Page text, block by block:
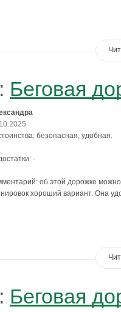
Беговая
безопасная, удобная.
-
об этой дорожке
хороший вариант. Она
Беговая